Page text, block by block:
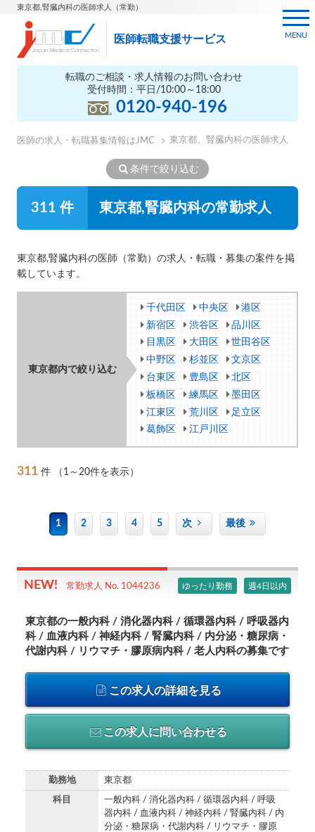
東京都,腎臓内科の医師求人（常勤）
医師転職支援サービス
転職のご相談・求人情報のお問い合わせ
受付時間：平日/10:00～18:00
0120-940-196
MENU
医師の求人・転職募集情報はJMC 東京都、腎臓内科の医師求人
条件で絞り込む
311 件 東京都,腎臓内科の常勤求人
東京都,腎臓内科の医師（常勤）の求人・転職・募集の案件を掲
載しています。
東京都内で絞り込む
千代田区 中央区
港区
新宿区
渋谷区
品川区
目黒区
大田区
世田谷区
中野区
杉並区
文京区
台東区
豊島区
北区
板橋区
練馬区
墨田区
江東区
荒川区
足立区
葛飾区
江戸川区
311 件 （1～20件を表示）
1 2 3 4 5 次 最後
常勤求人 No. 1044236 ゆったり勤務 週4日以内
東京都の一般内科 / 消化器内科 / 循環器内科 / 呼吸器内
科 / 血液内科 / 神経内科 / 腎臓内科 / 内分泌・糖尿病・
代謝内科 / リウマチ・膠原病内科 / 老人内科の募集です
この求人の詳細を見る
この求人に問い合わせる
勤務地 東京都
科目
一般内科 / 消化器内科 / 循環器内科 / 呼吸
器内科 / 血液内科 / 神経内科 / 腎臓内科 / 内
分泌・糖尿病・代謝内科 / リウマチ・膠原